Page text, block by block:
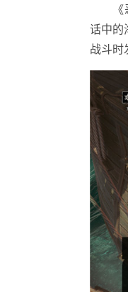
《恶
话中的
战斗时